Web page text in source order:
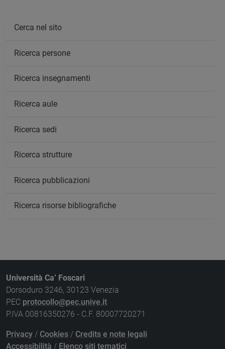
Cerca nel sito
Ricerca persone
Ricerca insegnamenti
Ricerca aule
Ricerca sedi
Ricerca strutture
Ricerca pubblicazioni
Ricerca risorse bibliografiche
Università Ca’ Foscari
Dorsoduro 3246, 30123 Venezia
PEC protocollo@pec.unive.it
P.IVA 00816350276 - C.F. 80007720271
Privacy / Cookies / Credits e note legali
Accessibilità / Elenco siti tematici